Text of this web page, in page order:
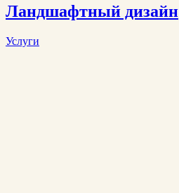
Ландшафтный дизайн
Услуги